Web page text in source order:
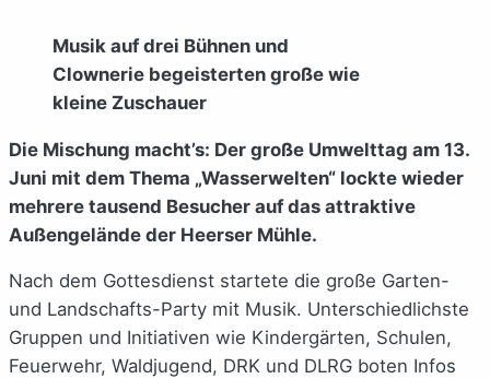
Musik auf drei Bühnen und
Clownerie begeisterten große wie
kleine Zuschauer
Die Mischung macht’s: Der große Umwelttag am 13.
Juni mit dem Thema „Wasserwelten“ lockte wieder
mehrere tausend Besucher auf das attraktive
Außengelände der Heerser Mühle.
Nach dem Gottesdienst startete die große Garten-
und Landschafts-Party mit Musik. Unterschiedlichste
Gruppen und Initiativen wie Kindergärten, Schulen,
Feuerwehr, Waldjugend, DRK und DLRG boten Infos